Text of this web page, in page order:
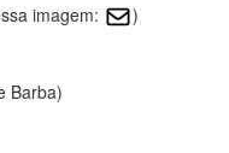
imagem:
)
Barba)